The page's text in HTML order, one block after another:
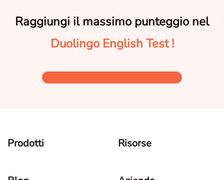
Raggiungi il massimo punteggio nel
Duolingo English Test !
Prodotti Risorse